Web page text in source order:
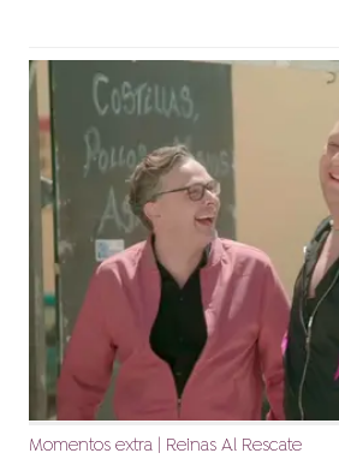
Momentos extra | Reinas Al Rescate